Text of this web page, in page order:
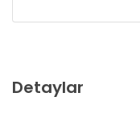
Detaylar